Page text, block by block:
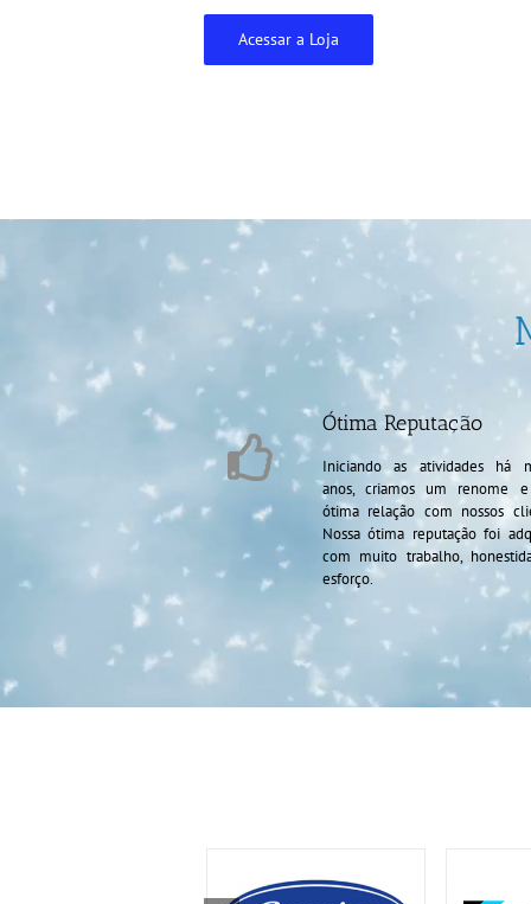
Acessar a Loja
Ótima Reputação
Iniciando as atividades há
anos, criamos um renome
ótima relação com nossos
Nossa ótima reputação foi
com muito trabalho,
esforço.